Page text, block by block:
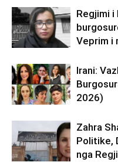
Regjimi
Veprim i
Irani:
2026)
Zahra
Politike,
nga